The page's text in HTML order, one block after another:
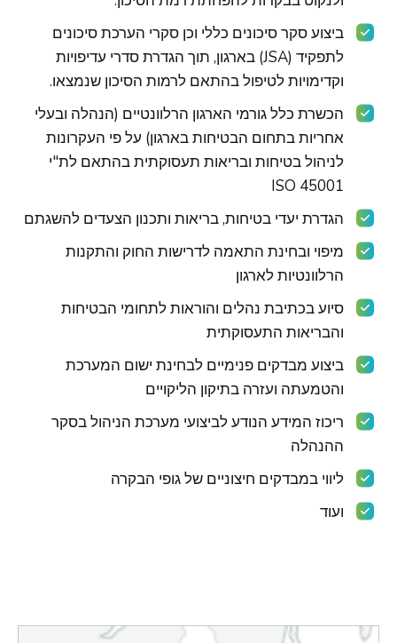
ביצוע סקר סיכונים כללי וכן סקרי הערכת סיכונים
לתפקיד (JSA) בארגון, תוך הגדרת סדרי עדיפויות
וקדימויות לטיפול בהתאם לרמות הסיכון שנמצאו.
הכשרת כלל גורמי הארגון הרלוונטיים (הנהלה ובעלי
אחריות בתחום הבטיחות בארגון) על פי העקרונות
לניהול בטיחות ובריאות תעסוקתית בהתאם לת"י
ISO 45001
הגדרת יעדי בטיחות, בריאות ותכנון הצעדים להשגתם
מיפוי ובחינת התאמה לדרישות החוק והתקנות
הרלוונטיות לארגון
סיוע בכתיבת נהלים והוראות לתחומי הבטיחות
והבריאות התעסוקתית
ביצוע מבדקים פנימיים לבחינת ישום המערכת
והטמעתה ועזרה בתיקון הליקויים
ריכוז המידע הנודע לביצועי מערכת הניהול בסקר
ההנהלה
ליווי במבדקים חיצוניים של גופי הבקרה
ועוד